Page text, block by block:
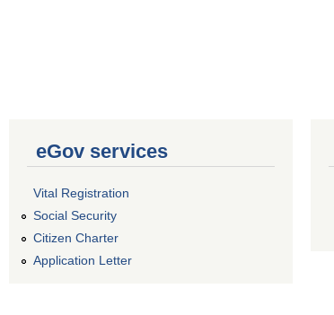
eGov services
Vital Registration
Social Security
Citizen Charter
Application Letter